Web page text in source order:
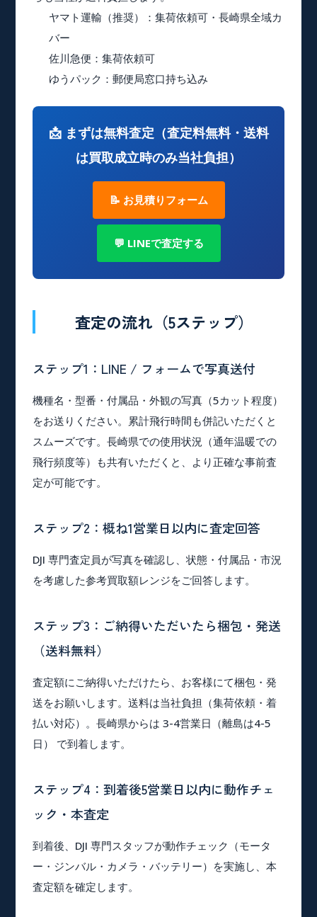
ヤマト運輸（推奨）
：集荷依頼可・長崎県全域カ
バー
佐川急便 ：集荷依頼可
ゆうパック ：郵便局窓口持ち込み
📩 まずは無料査定（査定料無料・送料
は買取成立時のみ当社負担）
📝 お見積りフォーム
💬 LINEで査定する
査定の流れ（5ステップ）
ステップ1：LINE / フォームで写真送付
機種名・型番・付属品・外観の写真（5カット程度）
をお送りください。累計飛行時間も併記いただくと
スムーズです。長崎県での使用状況（通年温暖での
飛行頻度等）も共有いただくと、より正確な事前査
定が可能です。
ステップ2：概ね1営業日以内に査定回答
DJI 専門査定員が写真を確認し、状態・付属品・市況
を考慮した参考買取額レンジをご回答します。
ステップ3：ご納得いただいたら梱包・発送
（送料無料）
査定額にご納得いただけたら、お客様にて梱包・発
送をお願いします。送料は当社負担（集荷依頼・着
払い対応）。長崎県からは 3-4営業日（離島は4-5
日） で到着します。
ステップ4：到着後5営業日以内に動作チェ
ック・本査定
到着後、DJI 専門スタッフが動作チェック（モータ
ー・ジンバル・カメラ・バッテリー）を実施し、本
査定額を確定します。